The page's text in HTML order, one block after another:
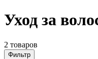
Уход за
2 товаров
Фильтр